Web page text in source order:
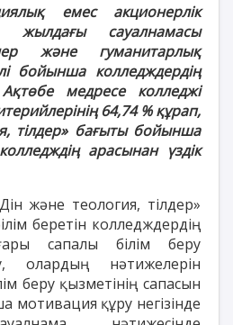
емес акционерлік
жылдағы сауалнамасы
және гуманитарлық
бойынша колледждердің
медресе колледжі
64,74 % құрап,
тілдер» бағыты бойынша
арасынан үздік
және теология, тілдер»
беретін колледждердің
сапалы білім беру
олардың нәтижелерін
беру қызметінің сапасын
мотивация құру негізінде